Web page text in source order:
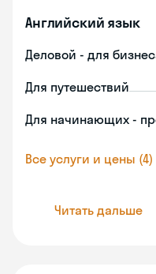
Английский язык
Деловой - для
Для путешествий
Для начинающих -
Все услуги и цены (4)
Читать дальше